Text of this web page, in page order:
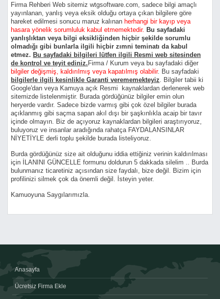
Firma Rehberi Web sitemiz wtgsoftware.com, sadece bilgi amaçlı
yayınlanan, yanlış veya eksik olduğu ortaya çıkan bilgilere göre
hareket edilmesi sonucu maruz kalınan herhangi bir kayıp veya
hasara yönelik sorumluluk kabul etmemektedir. Bu sayfadaki
yanlışlıktan veya bilgi eksikliğinden hiçbir şekilde sorumlu
olmadığı gibi bunlarla ilgili hiçbir zımni teminatı da kabul
etmez. Bu sayfadaki bilgileri lütfen ilgili Resmi web sitesinden
de kontrol ve teyit ediniz.Firma / Kurum veya bu sayfadaki diğer
bilgiler değişmiş, kaldırılmış veya kapatılmış olabilir. Bu sayfadaki
bilgilerle ilgili kesinlikle Garanti verememekteyiz . Bilgiler tabii ki
Google'dan veya Kamuya açık Resmi kaynaklardan derlenerek web
sitemizde listelenmiştir. Burada gördüğünüz bilgiler emin olun
heryerde vardır. Sadece bizde varmış gibi çok özel bilgiler burada
açıklanmış gibi saçma sapan akıl dışı bir şaşkınlıkla acaip bir tavır
içinde olmayın. Biz de açıyoruz kaynaklardan bilgileri araştırıyoruz,
buluyoruz ve insanlar aradığında rahatça FAYDALANSINLAR
NİYETİYLE derli toplu şekilde burada listeliyoruz.
Burda gördüğünüz size ait olduğunu iddia ettiğiniz verinin kaldırılması
için İLANINI GÜNCELLE formunu doldurun 5 dakkada silelim .. Burda
bulunmanız ticaretiniz açısından size faydalı, bize değil. Bizim için
profilinizi silmek çok da önemli değil. İsteyin yeter.
Kamuoyuna Saygılarımızla.
Anasayfa
Ücretsiz Firma Ekle